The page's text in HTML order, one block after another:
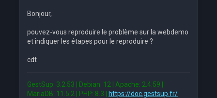
Bonjour,
pouvez-vous reproduire le problème sur la webdemo
et indiquer les étapes pour le reproduire ?
cdt
GestSup: 3.2.53 | Debian: 12 | Apache: 2.4.59 |
MariaDB: 11.5.2 | PHP: 8.3 |
https://doc.gestsup.fr/